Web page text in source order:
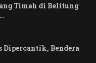
Timah di Belitung
Dipercantik, Bendera